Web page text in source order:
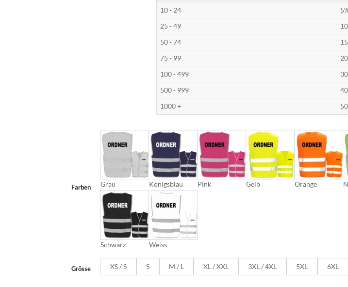
10 - 24
25 - 49
50 - 74
75 - 99
100 - 499
500 - 999
1000 +
Farben Grau Königsblau Pink Gelb Orange
Schwarz Weiss
Grösse XS / S S M / L XL / XXL 3XL / 4XL 5XL 6XL